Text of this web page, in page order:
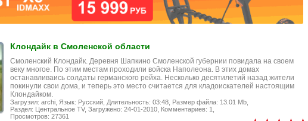
Клондайк в Смоленской области
Смоленский Клондайк. Деревня Шапкино Смоленской губернии повидала на своем
веку многое. По этим местам проходили войска Наполеона. В этих домах
останавливаись солдаты германского рейха. Несколько десятилетий назад жители
покинули свои дома, и теперь это место считается для кладоискателей настоящим
Клондайком.
Загрузил: archi, Язык: Русский, Длительность: 03:48, Размер файла: 13.01 Mb,
Раздел: Центральное TV, Загружено: 24-01-2010, Комментариев: 1,
Просмотров: 27361